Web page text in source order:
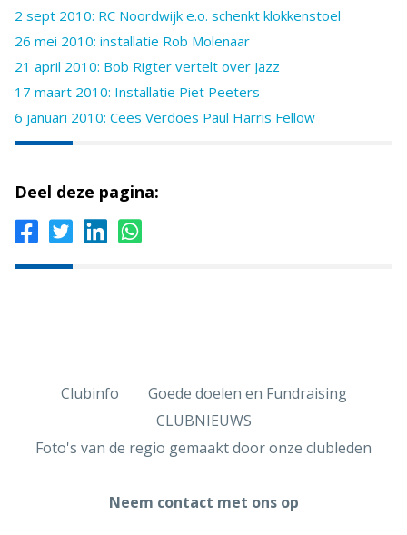
2 sept 2010: RC Noordwijk e.o. schenkt klokkenstoel
26 mei 2010: installatie Rob Molenaar
21 april 2010: Bob Rigter vertelt over Jazz
17 maart 2010: Installatie Piet Peeters
6 januari 2010: Cees Verdoes Paul Harris Fellow
Deel deze pagina:
Clubinfo
Goede doelen en Fundraising
CLUBNIEUWS
Foto's van de regio gemaakt door onze clubleden
Neem contact met ons op